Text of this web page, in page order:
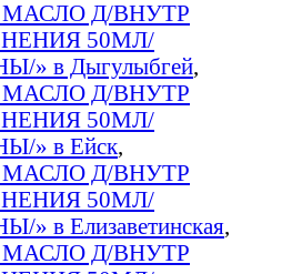
Д/ВНУТР
50МЛ/
в Дыгулыбгей,
Д/ВНУТР
50МЛ/
» в Ейск,
Д/ВНУТР
50МЛ/
в Елизаветинская,
Д/ВНУТР